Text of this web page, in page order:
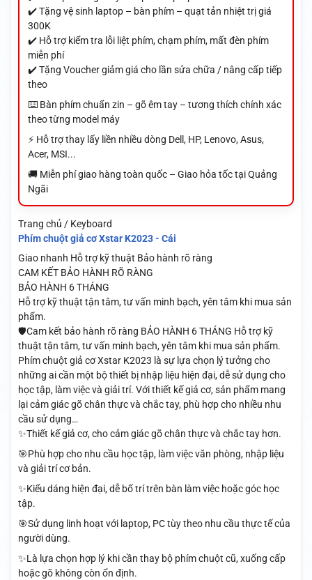
✔️ Tặng vệ sinh laptop – bàn phím – quạt tản nhiệt trị giá
300K
✔️ Hỗ trợ kiểm tra lỗi liệt phím, chạm phím, mất đèn phím
miễn phí
✔️ Tặng Voucher giảm giá cho lần sửa chữa / nâng cấp tiếp
theo
⌨️ Bàn phím chuẩn zin – gõ êm tay – tương thích chính xác
theo từng model máy
⚡ Hỗ trợ thay lấy liền nhiều dòng Dell, HP, Lenovo, Asus,
Acer, MSI...
🚚 Miễn phí giao hàng toàn quốc – Giao hỏa tốc tại Quảng
Ngãi
Trang chủ / Keyboard
Phím chuột giả cơ Xstar K2023 - Cái
Giao nhanh Hỗ trợ kỹ thuật Bảo hành rõ ràng
CAM KẾT BẢO HÀNH RÕ RÀNG
BẢO HÀNH 6 THÁNG
Hỗ trợ kỹ thuật tận tâm, tư vấn minh bạch, yên tâm khi mua sản
phẩm.
🛡️Cam kết bảo hành rõ ràng BẢO HÀNH 6 THÁNG Hỗ trợ kỹ
thuật tận tâm, tư vấn minh bạch, yên tâm khi mua sản phẩm.
Phím chuột giả cơ Xstar K2023 là sự lựa chọn lý tưởng cho
những ai cần một bộ thiết bị nhập liệu hiện đại, dễ sử dụng cho
học tập, làm việc và giải trí. Với thiết kế giả cơ, sản phẩm mang
lại cảm giác gõ chân thực và chắc tay, phù hợp cho nhiều nhu
cầu sử dụng…
✨Thiết kế giả cơ, cho cảm giác gõ chân thực và chắc tay hơn.
🎯Phù hợp cho nhu cầu học tập, làm việc văn phòng, nhập liệu
và giải trí cơ bản.
✨Kiểu dáng hiện đại, dễ bố trí trên bàn làm việc hoặc góc học
tập.
🎯Sử dụng linh hoạt với laptop, PC tùy theo nhu cầu thực tế của
người dùng.
✨Là lựa chọn hợp lý khi cần thay bộ phím chuột cũ, xuống cấp
hoặc gõ không còn ổn định.